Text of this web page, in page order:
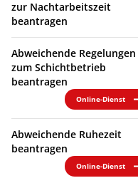
zur Nachtarbeitszeit
beantragen
Abweichende Regelungen
zum Schichtbetrieb
beantragen
Online-Dienst
Abweichende Ruhezeit
beantragen
Online-Dienst